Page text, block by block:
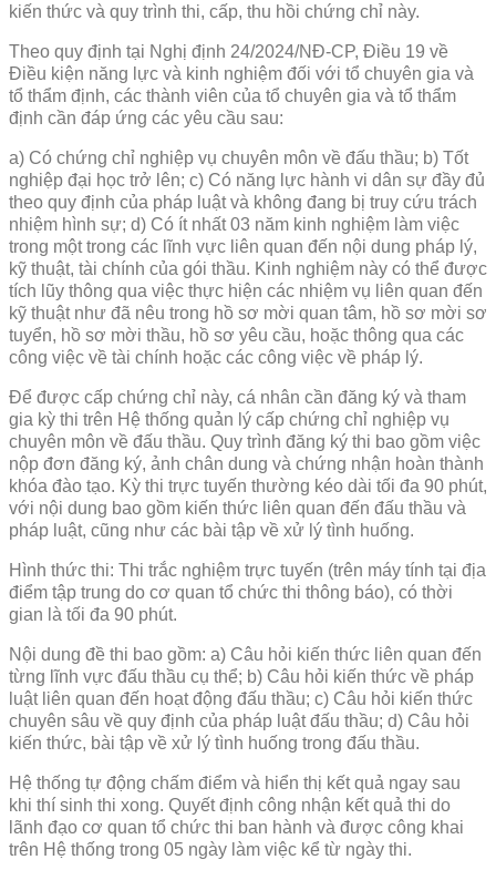
kiến thức và quy trình thi, cấp, thu hồi chứng chỉ này.
Theo quy định tại Nghị định 24/2024/NĐ-CP, Điều 19 về
Điều kiện năng lực và kinh nghiệm đối với tổ chuyên gia và
tổ thẩm định, các thành viên của tổ chuyên gia và tổ thẩm
định cần đáp ứng các yêu cầu sau:
a) Có chứng chỉ nghiệp vụ chuyên môn về đấu thầu; b) Tốt
nghiệp đại học trở lên; c) Có năng lực hành vi dân sự đầy đủ
theo quy định của pháp luật và không đang bị truy cứu trách
nhiệm hình sự; d) Có ít nhất 03 năm kinh nghiệm làm việc
trong một trong các lĩnh vực liên quan đến nội dung pháp lý,
kỹ thuật, tài chính của gói thầu. Kinh nghiệm này có thể được
tích lũy thông qua việc thực hiện các nhiệm vụ liên quan đến
kỹ thuật như đã nêu trong hồ sơ mời quan tâm, hồ sơ mời sơ
tuyển, hồ sơ mời thầu, hồ sơ yêu cầu, hoặc thông qua các
công việc về tài chính hoặc các công việc về pháp lý.
Để được cấp chứng chỉ này, cá nhân cần đăng ký và tham
gia kỳ thi trên Hệ thống quản lý cấp chứng chỉ nghiệp vụ
chuyên môn về đấu thầu. Quy trình đăng ký thi bao gồm việc
nộp đơn đăng ký, ảnh chân dung và chứng nhận hoàn thành
khóa đào tạo. Kỳ thi trực tuyến thường kéo dài tối đa 90 phút,
với nội dung bao gồm kiến thức liên quan đến đấu thầu và
pháp luật, cũng như các bài tập về xử lý tình huống.
Hình thức thi: Thi trắc nghiệm trực tuyến (trên máy tính tại địa
điểm tập trung do cơ quan tổ chức thi thông báo), có thời
gian là tối đa 90 phút.
Nội dung đề thi bao gồm: a) Câu hỏi kiến thức liên quan đến
từng lĩnh vực đấu thầu cụ thể; b) Câu hỏi kiến thức về pháp
luật liên quan đến hoạt động đấu thầu; c) Câu hỏi kiến thức
chuyên sâu về quy định của pháp luật đấu thầu; d) Câu hỏi
kiến thức, bài tập về xử lý tình huống trong đấu thầu.
Hệ thống tự động chấm điểm và hiển thị kết quả ngay sau
khi thí sinh thi xong. Quyết định công nhận kết quả thi do
lãnh đạo cơ quan tổ chức thi ban hành và được công khai
trên Hệ thống trong 05 ngày làm việc kể từ ngày thi.